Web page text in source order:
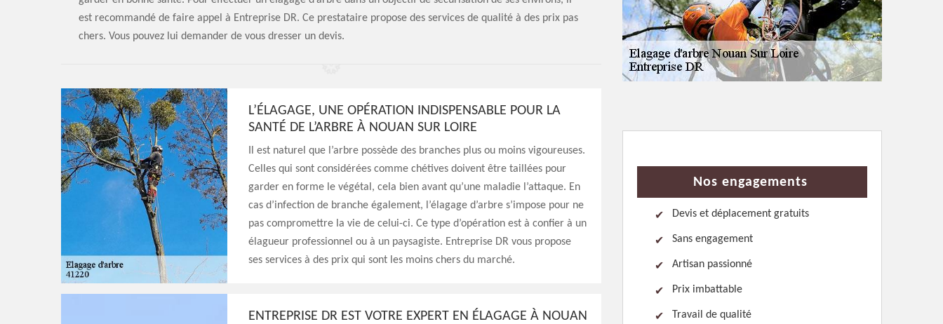
est recommandé de faire appel à Entreprise DR. Ce prestataire propose des services de qualité à des prix pas
chers. Vous pouvez lui demander de vous dresser un devis.
L’ÉLAGAGE, UNE OPÉRATION INDISPENSABLE POUR LA
SANTÉ DE L’ARBRE À NOUAN SUR LOIRE
Il est naturel que l’arbre possède des branches plus ou moins vigoureuses.
Celles qui sont considérées comme chétives doivent être taillées pour
garder en forme le végétal, cela bien avant qu’une maladie l’attaque. En
cas d’infection de branche également, l’élagage d’arbre s’impose pour ne
pas compromettre la vie de celui-ci. Ce type d’opération est à confier à un
élagueur professionnel ou à un paysagiste. Entreprise DR vous propose
ses services à des prix qui sont les moins chers du marché.
ENTREPRISE DR EST VOTRE EXPERT EN ÉLAGAGE À NOUAN
Nos engagements
Devis et déplacement gratuits
Sans engagement
Artisan passionné
Prix imbattable
Travail de qualité